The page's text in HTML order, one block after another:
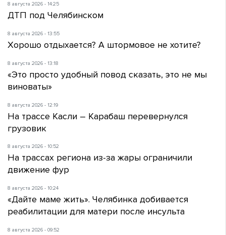
8 августа 2026 - 14:25
ДТП под Челябинском
8 августа 2026 - 13:55
Хорошо отдыхается? А штормовое не хотите?
8 августа 2026 - 13:18
«Это просто удобный повод сказать, это не мы
виноваты»
8 августа 2026 - 12:19
На трассе Касли – Карабаш перевернулся
грузовик
8 августа 2026 - 10:52
На трассах региона из-за жары ограничили
движение фур
8 августа 2026 - 10:24
«Дайте маме жить». Челябинка добивается
реабилитации для матери после инсульта
8 августа 2026 - 09:52